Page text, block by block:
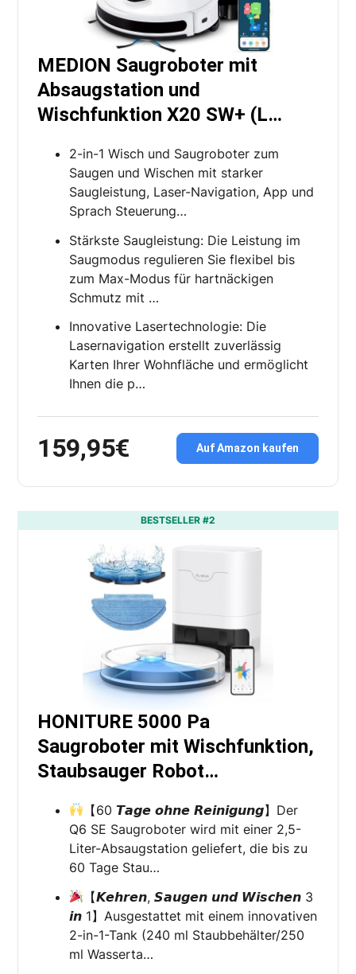
MEDION Saugroboter mit
Absaugstation und
Wischfunktion X20 SW+ (L…
2-in-1 Wisch und Saugroboter zum
Saugen und Wischen mit starker
Saugleistung, Laser-Navigation, App und
Sprach Steuerung…
Stärkste Saugleistung: Die Leistung im
Saugmodus regulieren Sie flexibel bis
zum Max-Modus für hartnäckigen
Schmutz mit …
Innovative Lasertechnologie: Die
Lasernavigation erstellt zuverlässig
Karten Ihrer Wohnfläche und ermöglicht
Ihnen die p…
159,95€ Auf Amazon kaufen
BESTSELLER #2
HONITURE 5000 Pa
Saugroboter mit Wischfunktion,
Staubsauger Robot…
【60 𝙏𝙖𝙜𝙚 𝙤𝙝𝙣𝙚 𝙍𝙚𝙞𝙣𝙞𝙜𝙪𝙣𝙜】Der
Q6 SE Saugroboter wird mit einer 2,5-
Liter-Absaugstation geliefert, die bis zu
60 Tage Stau…
【𝙆𝙚𝙝𝙧𝙚𝙣, 𝙎𝙖𝙪𝙜𝙚𝙣 𝙪𝙣𝙙 𝙒𝙞𝙨𝙘𝙝𝙚𝙣 3
𝙞𝙣 1】Ausgestattet mit einem innovativen
2-in-1-Tank (240 ml Staubbehälter/250
ml Wasserta…